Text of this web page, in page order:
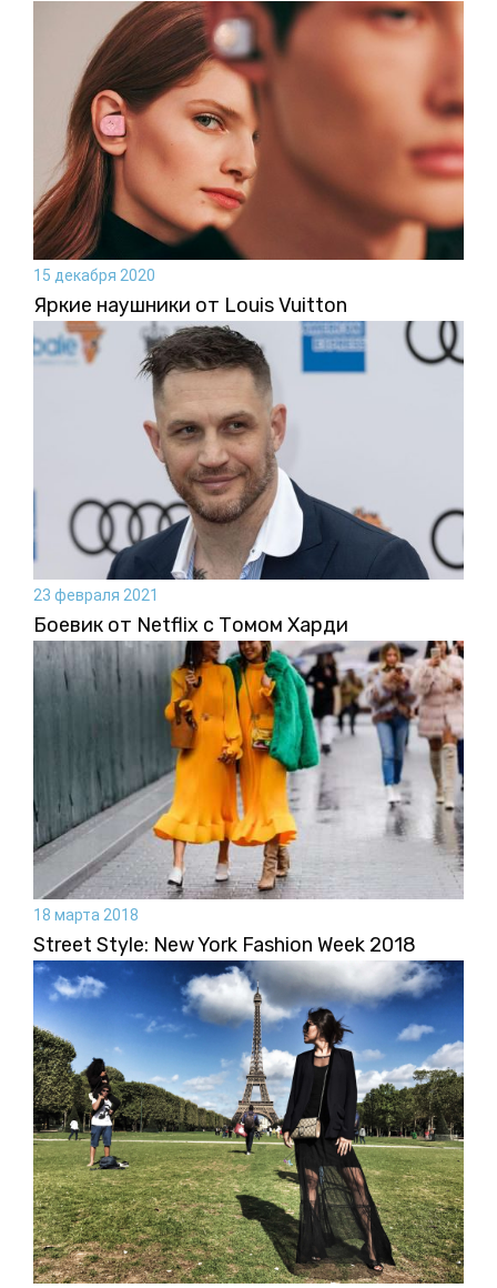
15 декабря 2020
Яркие наушники от Louis Vuitton
23 февраля 2021
Боевик от Netflix с Томом Харди
18 марта 2018
Street Style: New York Fashion Week 2018